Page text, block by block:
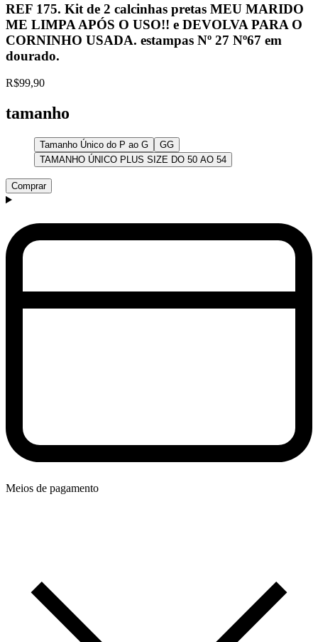
REF 175. Kit de 2 calcinhas pretas MEU MARIDO
ME LIMPA APÓS O USO!! e DEVOLVA PARA O
CORNINHO USADA. estampas Nº 27 Nº67 em
dourado.
R$99,90
tamanho
Tamanho Único do P ao G
GG
TAMANHO ÚNICO PLUS SIZE DO 50 AO 54
Comprar
Meios de pagamento